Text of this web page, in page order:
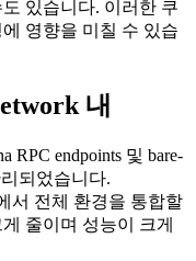
있습니다. 이러한 쿠
영향을 미칠 수 있습
내
RPC endpoints 및 bare-
되었습니다.
서 전체 환경을 통합할
줄이며 성능이 크게